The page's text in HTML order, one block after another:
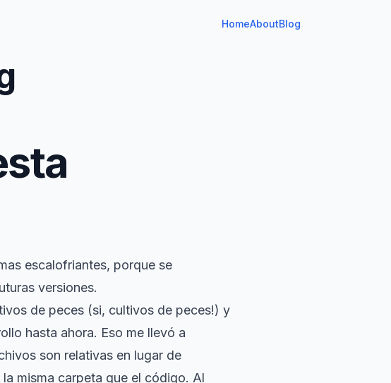
HomeAboutBlog
escalofriantes, porque se
versiones.
de peces (si, cultivos de peces!) y
hasta ahora. Eso me llevó a
son relativas en lugar de
misma carpeta que el código. Al